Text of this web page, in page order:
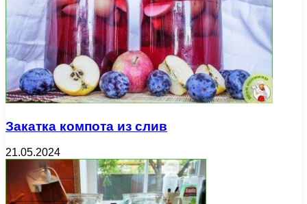
Закатка компота из слив
21.05.2024